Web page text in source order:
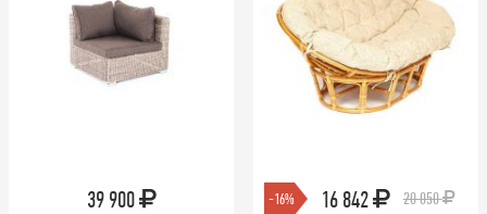
39 900 -16% 16 842 20 050